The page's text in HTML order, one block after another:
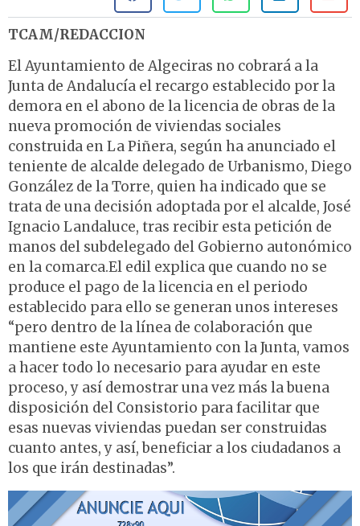
TCAM/REDACCION
El Ayuntamiento de Algeciras no cobrará a la
Junta de Andalucía el recargo establecido por la
demora en el abono de la licencia de obras de la
nueva promoción de viviendas sociales
construida en La Piñera, según ha anunciado el
teniente de alcalde delegado de Urbanismo, Diego
González de la Torre, quien ha indicado que se
trata de una decisión adoptada por el alcalde, José
Ignacio Landaluce, tras recibir esta petición de
manos del subdelegado del Gobierno autonómico
en la comarca.El edil explica que cuando no se
produce el pago de la licencia en el periodo
establecido para ello se generan unos intereses
“pero dentro de la línea de colaboración que
mantiene este Ayuntamiento con la Junta, vamos
a hacer todo lo necesario para ayudar en este
proceso, y así demostrar una vez más la buena
disposición del Consistorio para facilitar que
esas nuevas viviendas puedan ser construidas
cuanto antes, y así, beneficiar a los ciudadanos a
los que irán destinadas”.